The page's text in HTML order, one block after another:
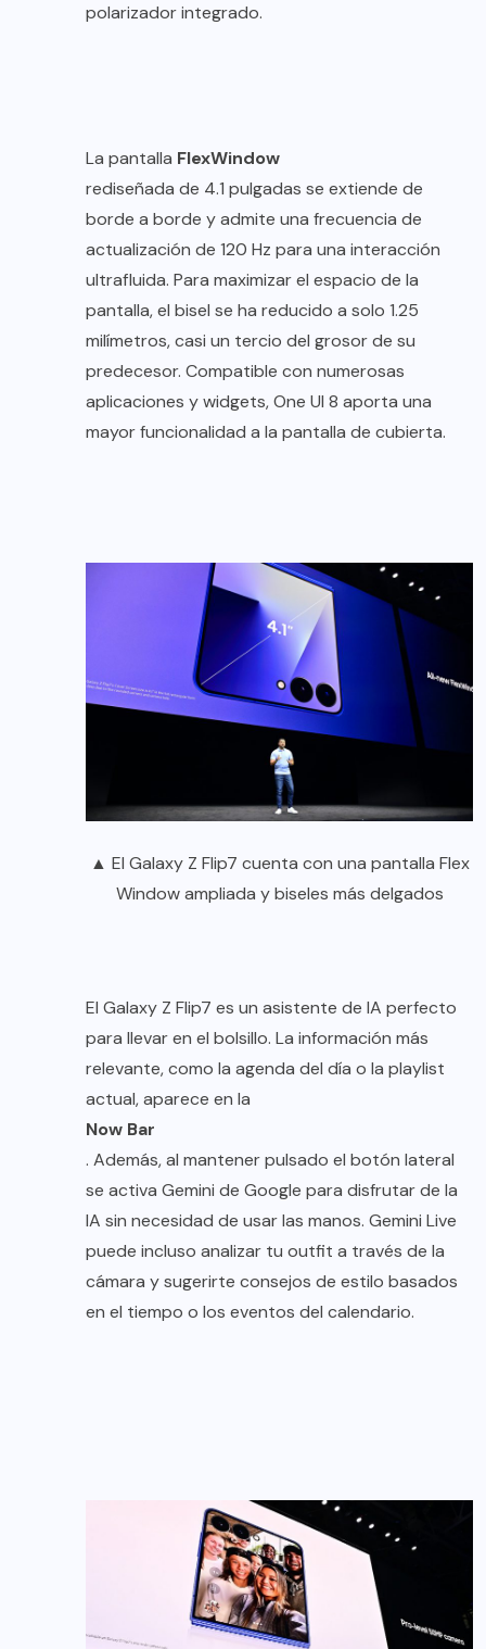
polarizador integrado.
La pantalla FlexWindow
rediseñada de 4.1 pulgadas se extiende de
borde a borde y admite una frecuencia de
actualización de 120 Hz para una interacción
ultrafluida. Para maximizar el espacio de la
pantalla, el bisel se ha reducido a solo 1.25
milímetros, casi un tercio del grosor de su
predecesor. Compatible con numerosas
aplicaciones y widgets, One UI 8 aporta una
mayor funcionalidad a la pantalla de cubierta.
▲ El Galaxy Z Flip7 cuenta con una pantalla Flex
Window ampliada y biseles más delgados
El Galaxy Z Flip7 es un asistente de IA perfecto
para llevar en el bolsillo. La información más
relevante, como la agenda del día o la playlist
actual, aparece en la
Now Bar
. Además, al mantener pulsado el botón lateral
se activa Gemini de Google para disfrutar de la
IA sin necesidad de usar las manos. Gemini Live
puede incluso analizar tu outfit a través de la
cámara y sugerirte consejos de estilo basados
en el tiempo o los eventos del calendario.